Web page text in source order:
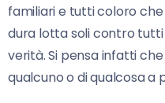
familiari e tutti coloro
dura lotta soli contro
verità. Si pensa infatti
qualcuno o di qualcosa a